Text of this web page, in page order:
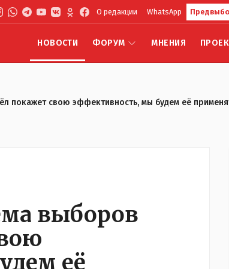
О редакции WhatsApp
НОВОСТИ ФОРУМ МНЕНИЯ
покажет свою эффективность, мы будем её
выборов
её